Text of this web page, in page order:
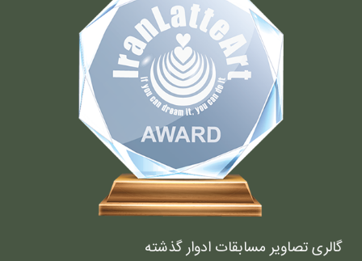
گالری تصاویر مسابقات ادوار گذشته